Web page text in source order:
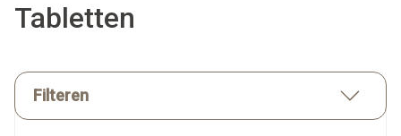
Tabletten
Filteren